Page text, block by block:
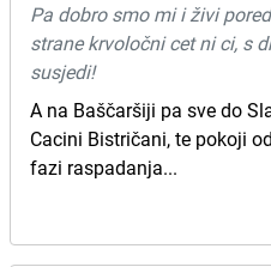
Pa dobro smo mi i živi
strane krvoločni cet ni ci, s
susjedi!
A na Baščaršiji pa sve do
Cacini Bistričani, te pokoji
fazi raspadanja...